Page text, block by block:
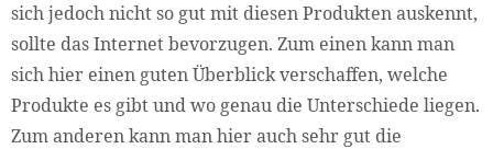
sich jedoch nicht so gut mit diesen Produkten auskennt,
sollte das Internet bevorzugen. Zum einen kann man
sich hier einen guten Überblick verschaffen, welche
Produkte es gibt und wo genau die Unterschiede liegen.
Zum anderen kann man hier auch sehr gut die